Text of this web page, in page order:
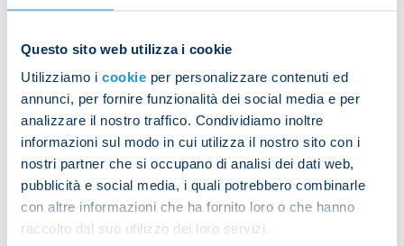
Questo sito web utilizza i cookie
Utilizziamo i cookie per personalizzare contenuti ed
annunci, per fornire funzionalità dei social media e per
analizzare il nostro traffico. Condividiamo inoltre
informazioni sul modo in cui utilizza il nostro sito con i
nostri partner che si occupano di analisi dei dati web,
pubblicità e social media, i quali potrebbero combinarle
con altre informazioni che ha fornito loro o che hanno
raccolto dal suo utilizzo dei loro servizi.
12/07/2020
La
Napoli
13/12/2020
Federico
La
Penna
Napoli Sampdoria
31/01/2021
Federico
La
Penna
Napoli Parma H